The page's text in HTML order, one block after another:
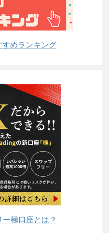
めランキング
極口座とは？